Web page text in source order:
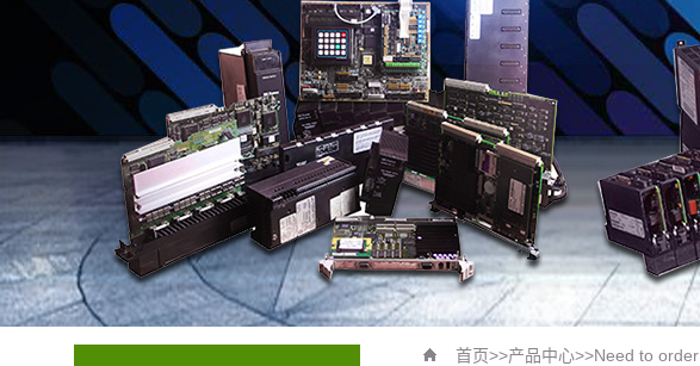
首页>>产品中心>>Need to order